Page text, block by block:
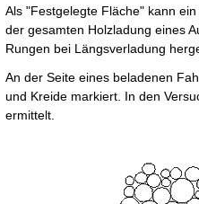
Als "Festgelegte Fläche" kann
der gesamten Holzladung eines
Rungen bei Längsverladung
An der Seite eines beladenen
und Kreide markiert. In den
ermittelt.